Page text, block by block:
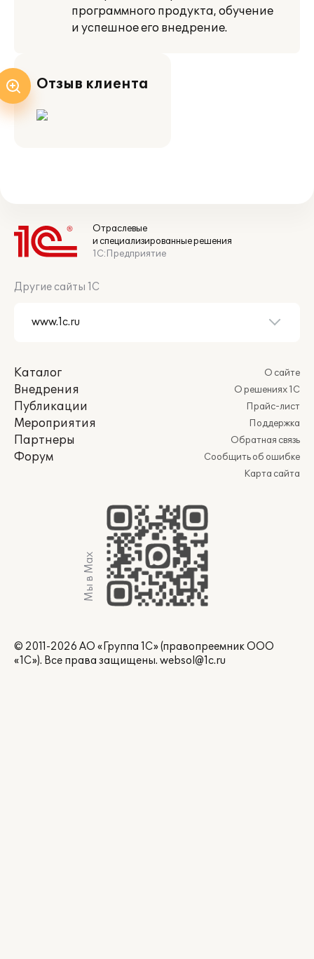
программного продукта, обучение
и успешное его внедрение.
Отзыв клиента
Отраслевые
и специализированные решения
1С:Предприятие
Другие сайты 1С
Каталог
Внедрения
Публикации
Мероприятия
Партнеры
Форум
О сайте
О решениях 1С
Прайс-лист
Поддержка
Обратная связь
Сообщить об ошибке
Карта сайта
Мы в Max
© 2011-2026 АО «Группа 1С» (правопреемник ООО
«1С»). Все права защищены. websol@1c.ru